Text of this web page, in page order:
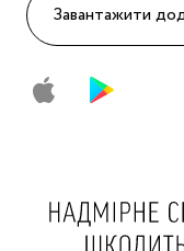
Завантажити